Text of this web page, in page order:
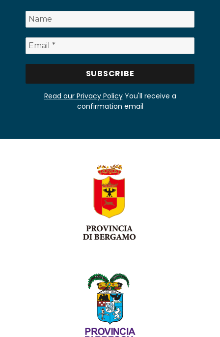
Read our Privacy PolicyYou'll receive a
confirmation email